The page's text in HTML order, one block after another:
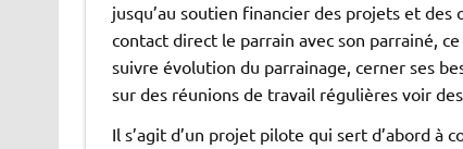
jusqu’au soutien financier des projets et
contact direct le parrain avec son parrainé,
suivre évolution du parrainage, cerner ses
sur des réunions de travail régulières voir
Il s’agit d’un projet pilote qui sert d’abord à